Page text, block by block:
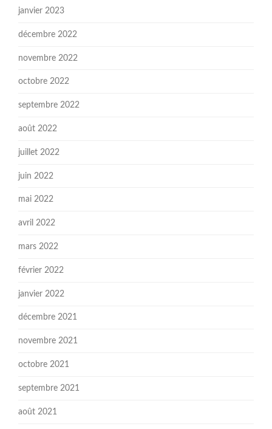
janvier 2023
décembre 2022
novembre 2022
octobre 2022
septembre 2022
août 2022
juillet 2022
juin 2022
mai 2022
avril 2022
mars 2022
février 2022
janvier 2022
décembre 2021
novembre 2021
octobre 2021
septembre 2021
août 2021